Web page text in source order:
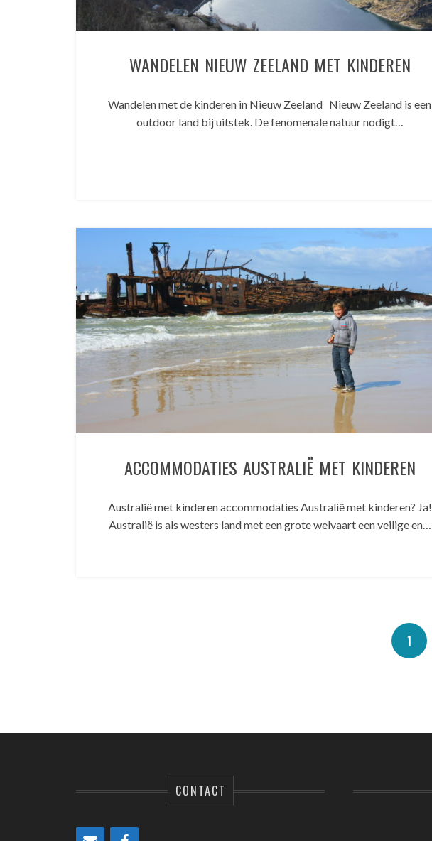
WANDELEN NIEUW ZEELAND MET KINDEREN
Wandelen met de kinderen in Nieuw Zeeland Nieuw Zeeland is een
outdoor land bij uitstek. De fenomenale natuur nodigt…
ACCOMMODATIES AUSTRALIË MET KINDEREN
Australië met kinderen accommodaties Australië met kinderen? Ja!
Australië is als westers land met een grote welvaart een veilige en…
1
CONTACT